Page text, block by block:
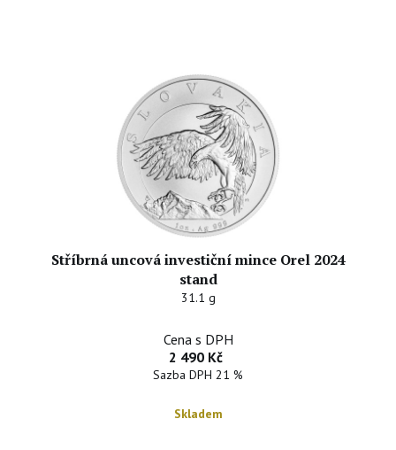
Stříbrná uncová investiční mince Orel 2024
stand
31.1 g
Cena s DPH
2 490 Kč
Sazba DPH 21 %
Skladem